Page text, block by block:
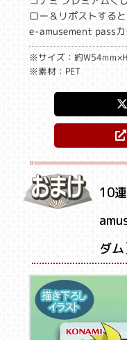
ロー＆リポストする
e-amusement passカ
※サイズ：約
※素材：PET
10
ダム